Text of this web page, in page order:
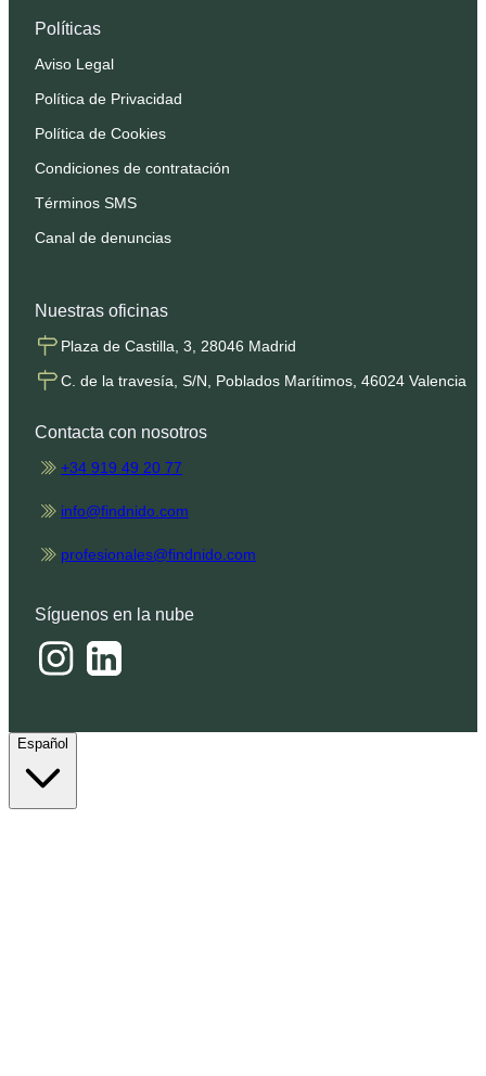
Políticas
Aviso Legal
Política de Privacidad
Política de Cookies
Condiciones de contratación
Términos SMS
Canal de denuncias
Nuestras oficinas
Plaza de Castilla, 3, 28046 Madrid
C. de la travesía, S/N, Poblados Marítimos, 46024 Valencia
Contacta con nosotros
+34 919 49 20 77
info@findnido.com
profesionales@findnido.com
Síguenos en la nube
Español